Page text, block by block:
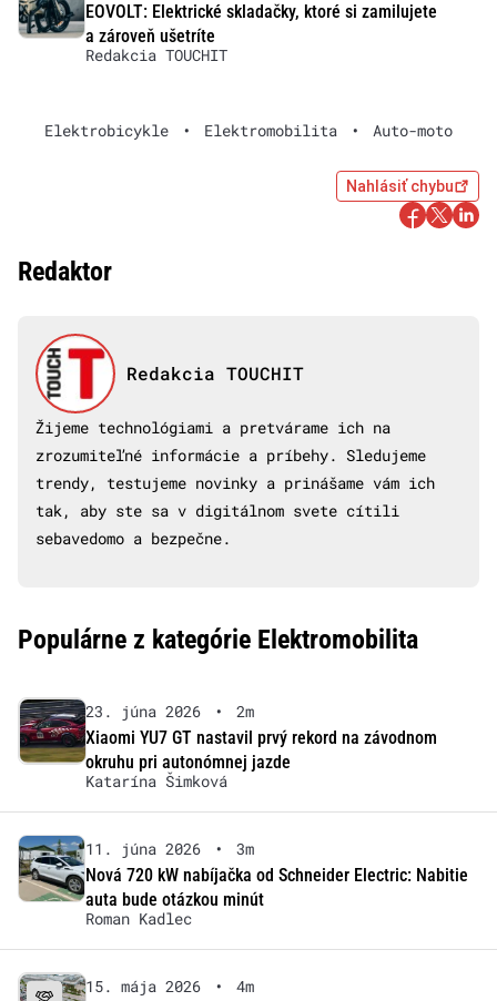
EOVOLT: Elektrické skladačky, ktoré si zamilujete
a zároveň ušetríte
Redakcia TOUCHIT
Elektrobicykle • Elektromobilita • Auto-moto
Nahlásiť chybu
Redaktor
Redakcia TOUCHIT
Žijeme technológiami a pretvárame ich na
zrozumiteľné informácie a príbehy. Sledujeme
trendy, testujeme novinky a prinášame vám ich
tak, aby ste sa v digitálnom svete cítili
sebavedomo a bezpečne.
Populárne z kategórie Elektromobilita
23. júna 2026 •
2m
Xiaomi YU7 GT nastavil prvý rekord na závodnom
okruhu pri autonómnej jazde
Katarína Šimková
11. júna 2026 •
3m
Nová 720 kW nabíjačka od Schneider Electric: Nabitie
auta bude otázkou minút
Roman Kadlec
15. mája 2026 •
4m